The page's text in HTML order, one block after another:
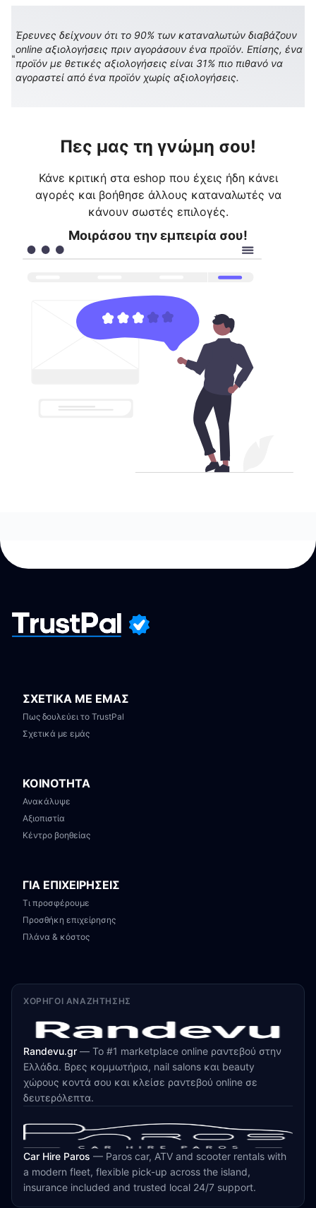
Έρευνες δείχνουν ότι το 90% των καταναλωτών διαβάζουν
online αξιολογήσεις πριν αγοράσουν ένα προϊόν. Επίσης, ένα
προϊόν με θετικές αξιολογήσεις είναι 31% πιο πιθανό να
αγοραστεί από ένα προϊόν χωρίς αξιολογήσεις.
Πες μας τη γνώμη σου!
Κάνε κριτική στα eshop που έχεις ήδη κάνει
αγορές και βοήθησε άλλους καταναλωτές να
κάνουν σωστές επιλογές.
Μοιράσου την εμπειρία σου!
ΣΧΕΤΙΚΑ ΜΕ ΕΜΑΣ
Πως δουλεύει το TrustPal
Σχετικά με εμάς
ΚΟΙΝΟΤΗΤΑ
Ανακάλυψε
Αξιοπιστία
Κέντρο βοηθείας
ΓΙΑ ΕΠΙΧΕΙΡΗΣΕΙΣ
Τι προσφέρουμε
Προσθήκη επιχείρησης
Πλάνα & κόστος
ΧΟΡΗΓΟΊ ΑΝΑΖΉΤΗΣΗΣ
Randevu.gr — Το #1 marketplace online ραντεβού στην
Ελλάδα. Βρες κομμωτήρια, nail salons και beauty
χώρους κοντά σου και κλείσε ραντεβού online σε
δευτερόλεπτα.
Car Hire Paros — Paros car, ATV and scooter rentals with
a modern fleet, flexible pick-up across the island,
insurance included and trusted local 24/7 support.